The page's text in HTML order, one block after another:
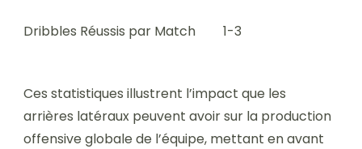
Dribbles Réussis par Match 1-3
Ces statistiques illustrent l’impact que les
arrières latéraux peuvent avoir sur la production
offensive globale de l’équipe, mettant en avant